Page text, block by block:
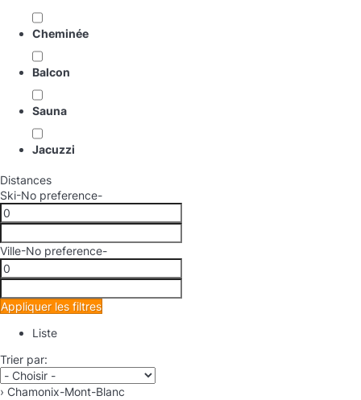
Cheminée
Balcon
Sauna
Jacuzzi
Distances
Ski-No preference-
Ville-No preference-
Appliquer les filtres
Liste
Trier par:
› Chamonix-Mont-Blanc